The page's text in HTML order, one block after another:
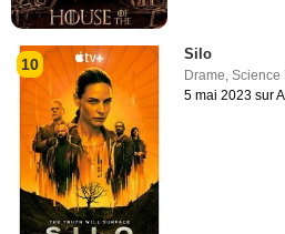
10
Silo
Drame,Science
5 mai 2023 sur